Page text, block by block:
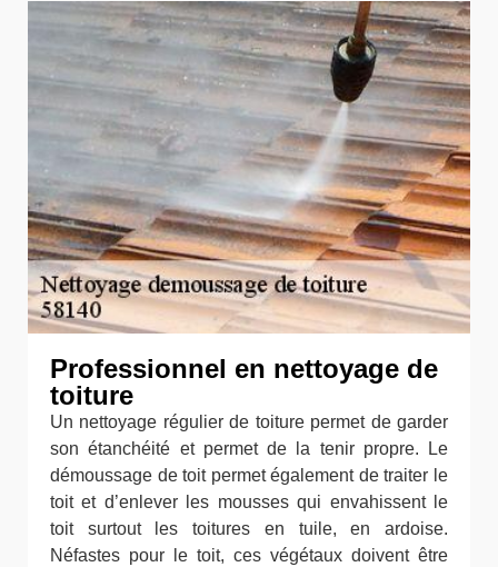
Professionnel en nettoyage de
toiture
Un nettoyage régulier de toiture permet de garder
son étanchéité et permet de la tenir propre. Le
démoussage de toit permet également de traiter le
toit et d’enlever les mousses qui envahissent le
toit surtout les toitures en tuile, en ardoise.
Néfastes pour le toit, ces végétaux doivent être